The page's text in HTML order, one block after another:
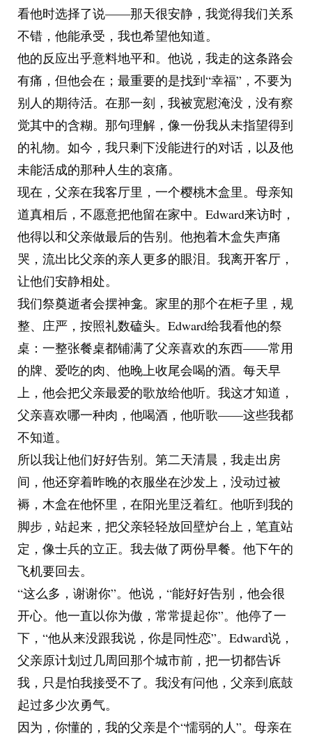
看他时选择了说——那天很安静，我觉得我们关系
不错，他能承受，我也希望他知道。
他的反应出乎意料地平和。他说，我走的这条路会
有痛，但他会在；最重要的是找到“幸福”，不要为
别人的期待活。在那一刻，我被宽慰淹没，没有察
觉其中的含糊。那句理解，像一份我从未指望得到
的礼物。如今，我只剩下没能进行的对话，以及他
未能活成的那种人生的哀痛。
现在，父亲在我客厅里，一个樱桃木盒里。母亲知
道真相后，不愿意把他留在家中。Edward来访时，
他得以和父亲做最后的告别。他抱着木盒失声痛
哭，流出比父亲的亲人更多的眼泪。我离开客厅，
让他们安静相处。
我们祭奠逝者会摆神龛。家里的那个在柜子里，规
整、庄严，按照礼数磕头。Edward给我看他的祭
桌：一整张餐桌都铺满了父亲喜欢的东西——常用
的牌、爱吃的肉、他晚上收尾会喝的酒。每天早
上，他会把父亲最爱的歌放给他听。我这才知道，
父亲喜欢哪一种肉，他喝酒，他听歌——这些我都
不知道。
所以我让他们好好告别。第二天清晨，我走出房
间，他还穿着昨晚的衣服坐在沙发上，没动过被
褥，木盒在他怀里，在阳光里泛着红。他听到我的
脚步，站起来，把父亲轻轻放回壁炉台上，笔直站
定，像士兵的立正。我去做了两份早餐。他下午的
飞机要回去。
“这么多，谢谢你”。他说，“能好好告别，他会很
开心。他一直以你为傲，常常提起你”。他停了一
下，“他从来没跟我说，你是同性恋”。Edward说，
父亲原计划过几周回那个城市前，把一切都告诉
我，只是怕我接受不了。我没有问他，父亲到底鼓
起过多少次勇气。
因为，你懂的，我的父亲是个“懦弱的人”。母亲在